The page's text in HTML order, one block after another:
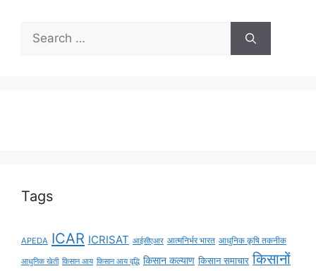
Tags
APEDA ICAR ICRISAT आईसीएआर आत्मनिर्भर भारत आधुनिक कृषि तकनीक
आधुनिक खेती किसान आय किसान आय वृद्धि किसान कल्याण किसान समाचार किसानों